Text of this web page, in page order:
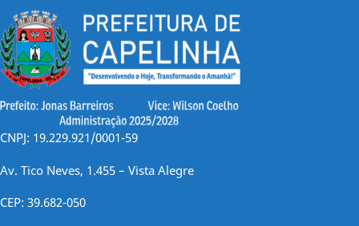
CNPJ: 19.229.921/0001-59
Av. Tico Neves, 1.455 – Vista Alegre
CEP: 39.682-050